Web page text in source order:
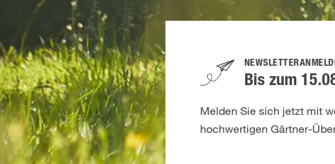
Bis zum
Melden Sie sich jetzt mit
hochwertigen Gärtner-